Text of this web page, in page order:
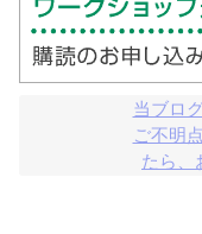
当ブロ
ご不明
たら、